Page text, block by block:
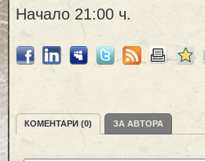
Начало 21:00 ч.
КОМЕНТАРИ (0) ЗА АВТОРА